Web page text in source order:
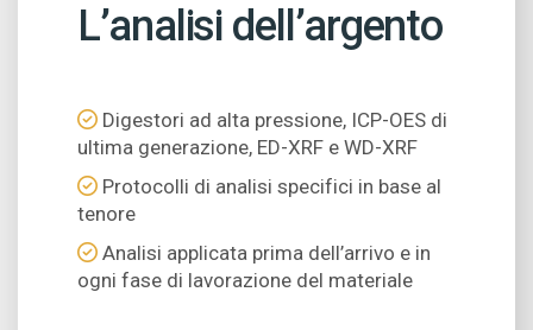
L’analisi dell’argento
Digestori ad alta pressione, ICP-OES di
ultima generazione, ED-XRF e WD-XRF
Protocolli di analisi specifici in base al
tenore
Analisi applicata prima dell’arrivo e in
ogni fase di lavorazione del materiale